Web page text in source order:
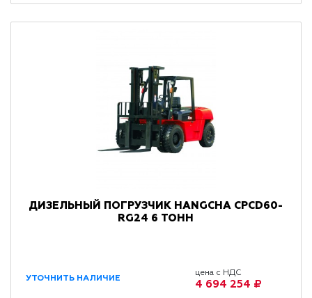
ДИЗЕЛЬНЫЙ ПОГРУЗЧИК HANGCHA CPCD60-
RG24 6 ТОНН
УТОЧНИТЬ НАЛИЧИЕ
цена с НДС
4 694 254 ₽